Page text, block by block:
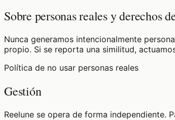
Sobre personas reales y derechos
Nunca generamos intencionalmente
propio. Si se reporta una similitud,
Política de no usar personas reales
Gestión
Reelune se opera de forma independiente.